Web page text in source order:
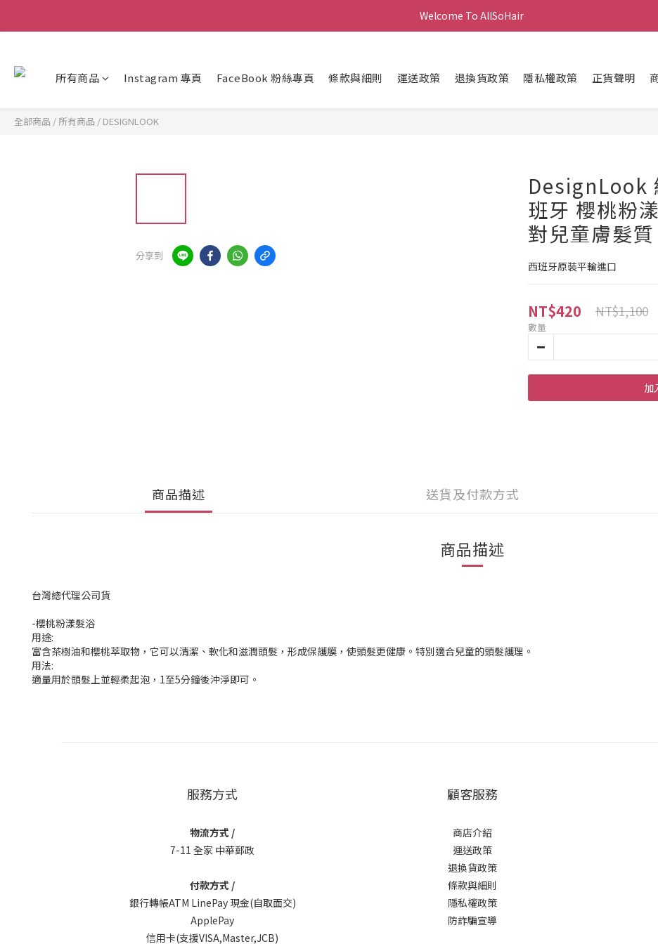
Welcome To AllSoHair
所有商品 Instagram 專頁 FaceBook 粉絲專頁 條款與細則 運送政策 退換貨政策 隱私權政策 正貨聲明
全部商品 / 所有商品 / DESIGNLOOK
分享到
DesignLook
班牙 櫻桃粉
對兒童膚髮質
西班牙原裝平輸進口
NT$420 NT$1,100
數量
加
商品描述 送貨及付款方式
商品描述
台灣總代理公司貨
-櫻桃粉漾髮浴
用途:
富含茶樹油和櫻桃萃取物，它可以清潔、軟化和滋潤頭髮，形成保護膜，使頭髮更健康。特別適合兒童的頭髮護理。
用法:
適量用於頭髮上並輕柔起泡，1至5分鐘後沖淨即可。
服務方式
物流方式 /
7-11 全家 中華郵政
付款方式 /
銀行轉帳ATM LinePay 現金(自取面交)
ApplePay
信用卡(支援VISA,Master,JCB)
顧客服務
商店介紹
運送政策
退換貨政策
條款與細則
隱私權政策
防詐騙宣導